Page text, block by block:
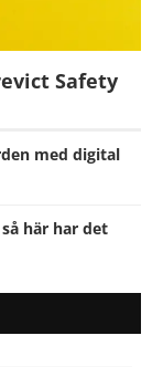
Safety
med digital
här har det